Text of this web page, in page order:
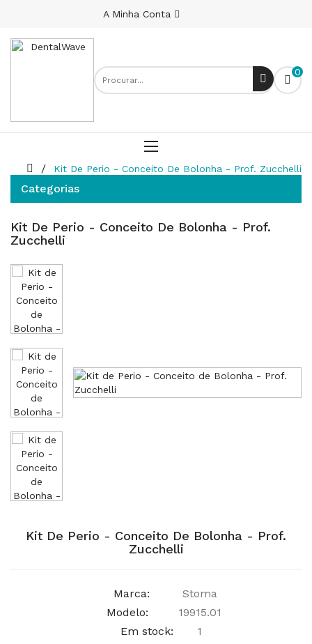
A Minha Conta
0
Kit De Perio - Conceito De Bolonha - Prof. Zucchelli
Categorias
Kit De Perio - Conceito De Bolonha - Prof.
Zucchelli
Kit De Perio - Conceito De Bolonha - Prof.
Zucchelli
Marca:
Stoma
Modelo:
19915.01
Em stock:
1